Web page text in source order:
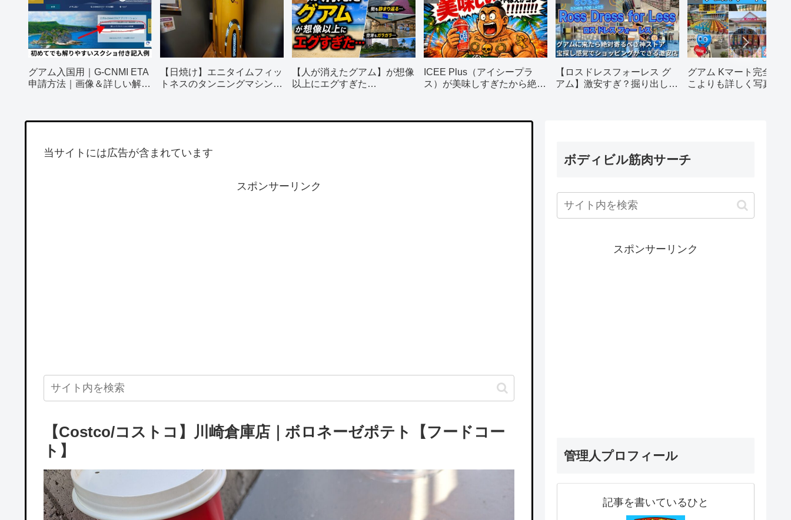
グアム入国用｜G-CNMI ETA
申請方法｜画像＆詳しい解説
【日焼け】エニタイムフィッ
トネスのタンニングマシン使
【人が消えたグアム】が想像
以上にエグすぎた…
ICEE Plus（アイシープラ
ス）が美味しすぎたから絶対
【ロスドレスフォーレス グ
アム】激安すぎ？掘り出し物
グアム Kマート完全攻
こよりも詳しく写真て
当サイトには広告が含まれています
スポンサーリンク
【Costco/コストコ】川崎倉庫店｜ボロネーゼポテト【フードコー
ト】
ボディビル筋肉サーチ
スポンサーリンク
管理人プロフィール
記事を書いているひと